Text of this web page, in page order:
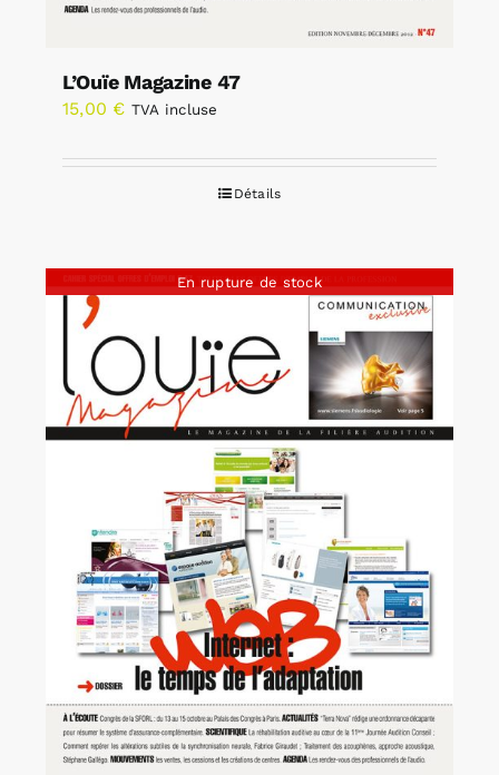
L’Ouïe Magazine 47
15,00 € TVA incluse
Détails
En rupture de stock